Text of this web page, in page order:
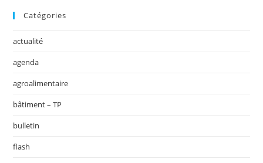
Catégories
actualité
agenda
agroalimentaire
bâtiment – TP
bulletin
flash